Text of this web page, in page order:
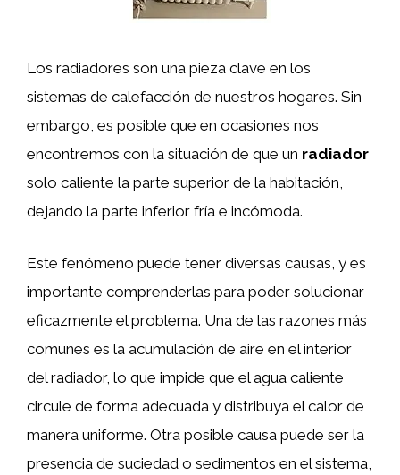
Los radiadores son una pieza clave en los
sistemas de calefacción de nuestros hogares. Sin
embargo, es posible que en ocasiones nos
encontremos con la situación de que un radiador
solo caliente la parte superior de la habitación,
dejando la parte inferior fría e incómoda.
Este fenómeno puede tener diversas causas, y es
importante comprenderlas para poder solucionar
eficazmente el problema. Una de las razones más
comunes es la acumulación de aire en el interior
del radiador, lo que impide que el agua caliente
circule de forma adecuada y distribuya el calor de
manera uniforme. Otra posible causa puede ser la
presencia de suciedad o sedimentos en el sistema,